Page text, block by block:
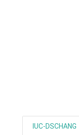
PLUS
IUC-DSCHANG